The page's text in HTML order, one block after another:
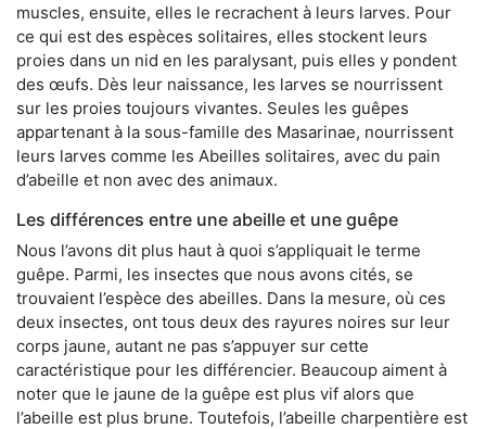
muscles, ensuite, elles le recrachent à leurs larves. Pour
ce qui est des espèces solitaires, elles stockent leurs
proies dans un nid en les paralysant, puis elles y pondent
des œufs. Dès leur naissance, les larves se nourrissent
sur les proies toujours vivantes. Seules les guêpes
appartenant à la sous-famille des Masarinae, nourrissent
leurs larves comme les Abeilles solitaires, avec du pain
d’abeille et non avec des animaux.
Les différences entre une abeille et une guêpe
Nous l’avons dit plus haut à quoi s’appliquait le terme
guêpe. Parmi, les insectes que nous avons cités, se
trouvaient l’espèce des abeilles. Dans la mesure, où ces
deux insectes, ont tous deux des rayures noires sur leur
corps jaune, autant ne pas s’appuyer sur cette
caractéristique pour les différencier. Beaucoup aiment à
noter que le jaune de la guêpe est plus vif alors que
l’abeille est plus brune. Toutefois, l’abeille charpentière est